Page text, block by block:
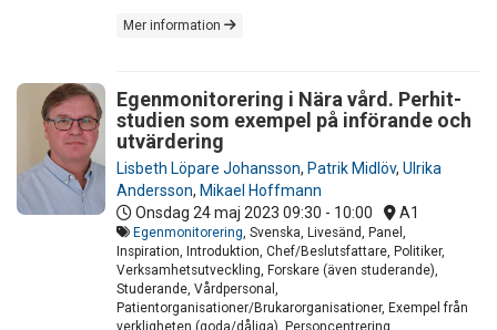
Mer information
Egenmonitorering i Nära vård. Perhit-
studien som exempel på införande och
utvärdering
Lisbeth Löpare Johansson, Patrik Midlöv, Ulrika
Andersson, Mikael Hoffmann
Onsdag 24 maj 2023 09:30 - 10:00 A1
Egenmonitorering , Svenska, Livesänd, Panel,
Inspiration, Introduktion, Chef/Beslutsfattare, Politiker,
Verksamhetsutveckling, Forskare (även studerande),
Studerande, Vårdpersonal,
Patientorganisationer/Brukarorganisationer, Exempel från
verkligheten (goda/dåliga), Personcentrering,